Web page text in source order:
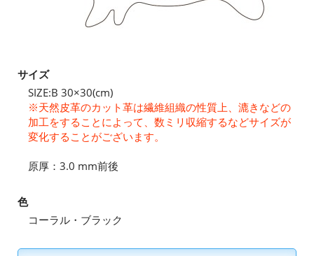
サイズ
SIZE:B 30×30(cm)
※天然皮革のカット革は繊維組織の性質上、漉きなどの
加工をすることによって、数ミリ収縮するなどサイズが
変化することがございます。
原厚：3.0 mm前後
色
コーラル・ブラック